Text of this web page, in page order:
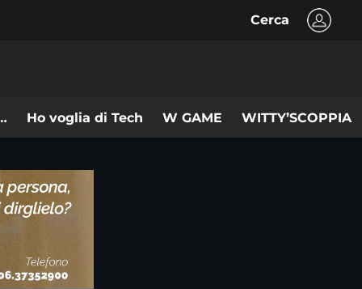
Cerca
Ho voglia di Tech W GAME WITTY’SCOPPIA